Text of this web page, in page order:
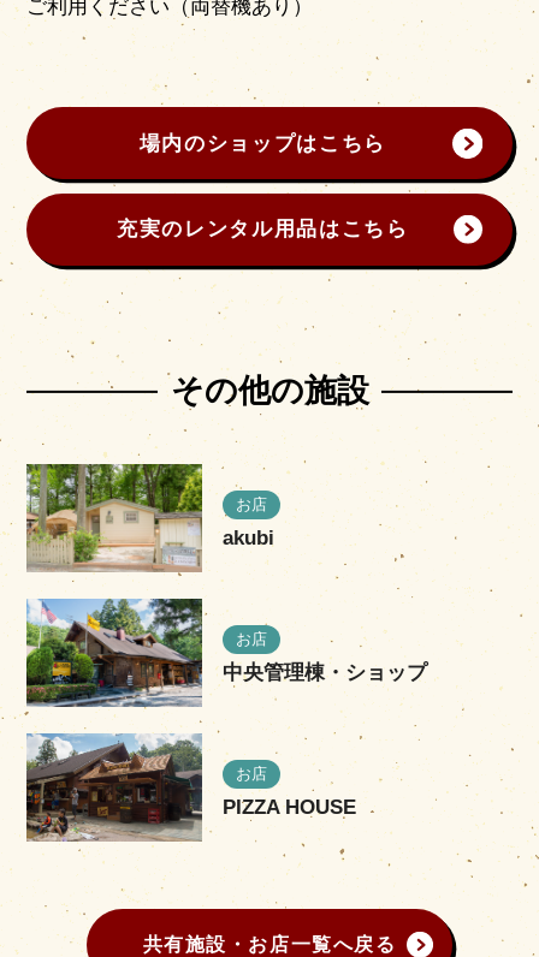
ご利用ください（両替機あり）
場内のショップはこちら
充実のレンタル用品はこちら
その他の施設
お店
akubi
お店
中央管理棟・ショップ
お店
PIZZA HOUSE
共有施設・お店一覧へ戻る